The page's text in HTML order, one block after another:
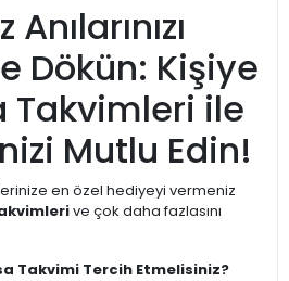
Dökün: Kişiye
Takvimleri ile
Mutlu Edin!
en özel hediyeyi vermeniz
ve çok daha fazlasını
Takvimi Tercih Etmelisiniz?